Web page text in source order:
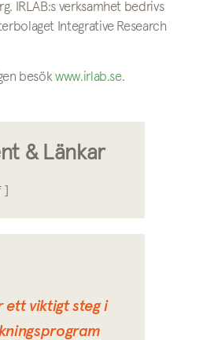
IRLAB:s verksamhet bedrivs
Integrative Research
besökwww.irlab.se.
& Länkar
ett viktigt steg i